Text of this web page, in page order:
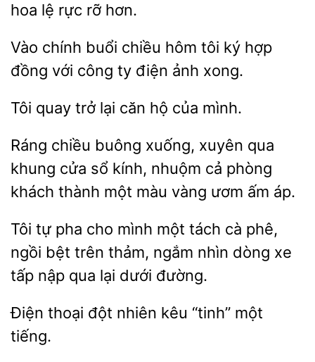
hoa
rực rỡ hơn.
chính buổi chiều hôm tôi ký hợp
đồng với công
ảnh xong.
Tôi trở căn hộ của
Ráng chiều buông xuống, xuyên qua
cửa sổ kính, nhuộm cả phòng
thành một màu vàng ươm
áp.
Tôi tự pha cho mình một tách cà
ngồi bệt
thảm, ngắm nhìn dòng xe
tấp nập qua
dưới đường.
Điện thoại kêu “tinh” một